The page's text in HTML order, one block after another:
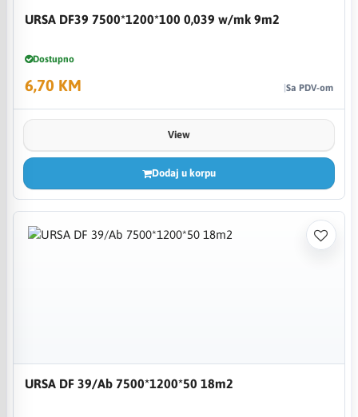
URSA DF39 7500*1200*100 0,039 w/mk 9m2
Dostupno
6,70 KM Sa PDV-om
View
Dodaj u korpu
URSA DF 39/Ab 7500*1200*50 18m2